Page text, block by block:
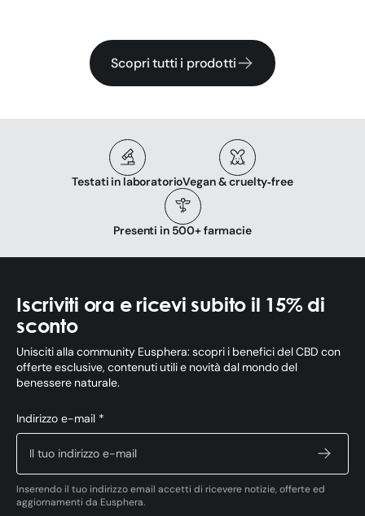
Scopri tutti i prodotti
Testati in laboratorioVegan & cruelty‑free
Presenti in 500+ farmacie
Iscriviti ora e ricevi subito il 15% di
sconto
Unisciti alla community Eusphera: scopri i benefici del CBD con
offerte esclusive, contenuti utili e novità dal mondo del
benessere naturale.
Indirizzo e-mail *
Inserendo il tuo indirizzo email accetti di ricevere notizie, offerte ed
aggiornamenti da Eusphera.